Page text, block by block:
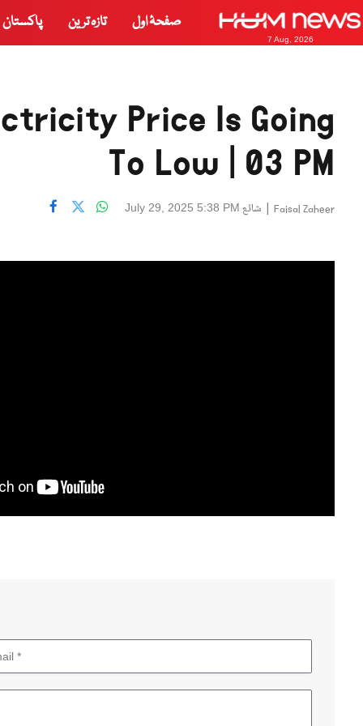
7 Aug, 2026
صفحۂ اول تازہ ترین پاکستان
Price Is Going
To Low | 03 PM
Faisal Zaheer
| شائع July 29, 2025 5:38 PM